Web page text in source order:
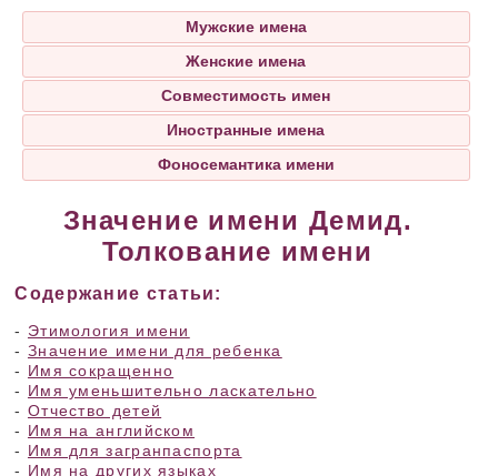
Мужские имена
Женские имена
Совместимость имен
Иностранные имена
Фоносемантика имени
Значение имени Демид.
Толкование имени
Содержание статьи:
- Этимология имени
- Значение имени для ребенка
- Имя сокращенно
- Имя уменьшительно ласкательно
- Отчество детей
- Имя на английском
- Имя для загранпаспорта
- Имя на других языках